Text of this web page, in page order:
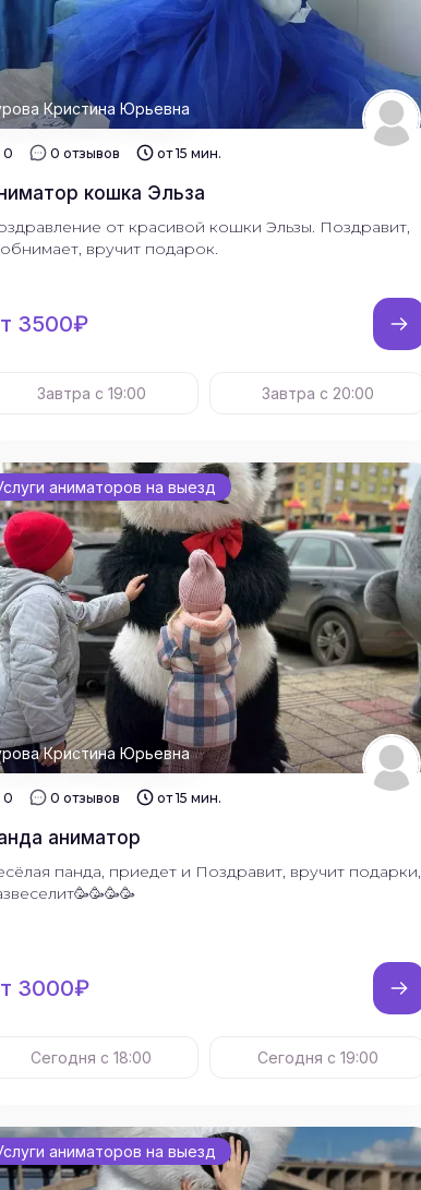
Кристина Юрьевна
0 0 отзывов от 15 мин.
кошка Эльза
от красивой кошки Эльзы. Поздравит,
вручит подарок.
3500₽
Завтра с 19:00 Завтра с 20:00
аниматоров на выезд
Кристина Юрьевна
0 0 отзывов от 15 мин.
аниматор
панда, приедет и Поздравит, вручит подарки,
3000₽
Сегодня с 18:00 Сегодня с 19:00
аниматоров на выезд